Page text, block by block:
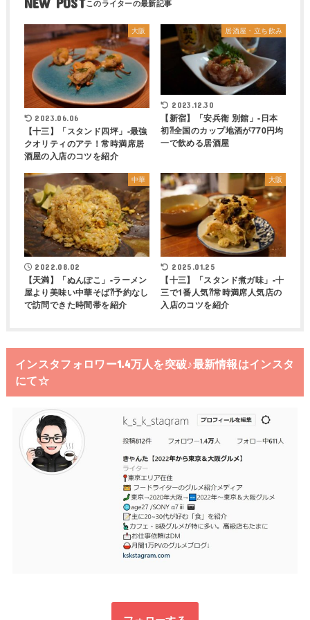
大阪
2023.06.06
【十三】「スタンド四坪」-最強
クオリティのアテ！常時満席居
酒屋の入店のコツを紹介
居酒屋・立ち飲み
2023.12.30
【新宿】「安兵衛 別館」-日本
初⁈全国のカップ地酒が770円均
一で飲める居酒屋
中華
2022.08.02
【天満】「ぬんぽこ」-ラーメン
屋より美味い中華そば⁈予約なし
で訪問できた時間帯を紹介
大阪
2025.01.25
【十三】「スタンド煮ガ味」-十
三で1番人気⁈常時満席人気店の
入店のコツを紹介
インスタフォロワー1.4万人を突破♪最新情報はインスタ
にて☆